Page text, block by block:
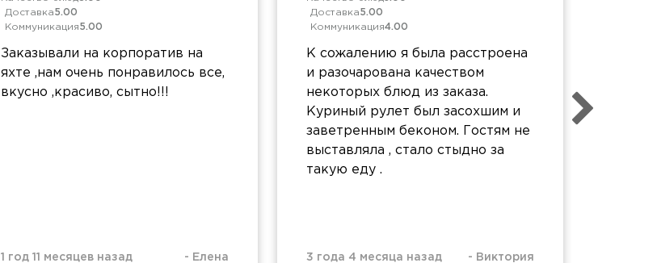
Доставка5.00
Коммуникация5.00
Заказывали на корпоратив на
яхте ,нам очень понравилось все,
вкусно ,красиво, сытно!!!
1 год 11 месяцев назад - Елена
Доставка5.00
Коммуникация4.00
К сожалению я была расстроена
и разочарована качеством
некоторых блюд из заказа.
Куриный рулет был засохшим и
заветренным беконом. Гостям не
выставляла , стало стыдно за
такую еду .
3 года 4 месяца назад - Виктория